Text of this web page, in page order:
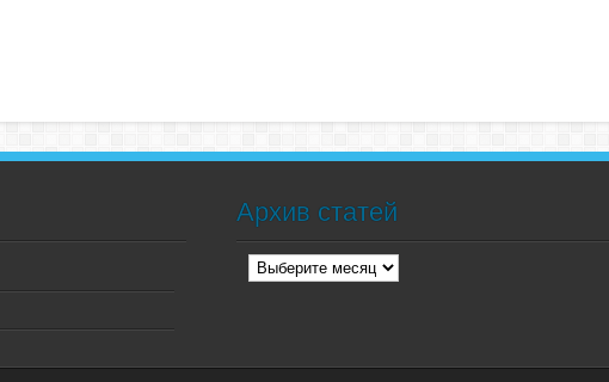
Архив статей
Архив
статей